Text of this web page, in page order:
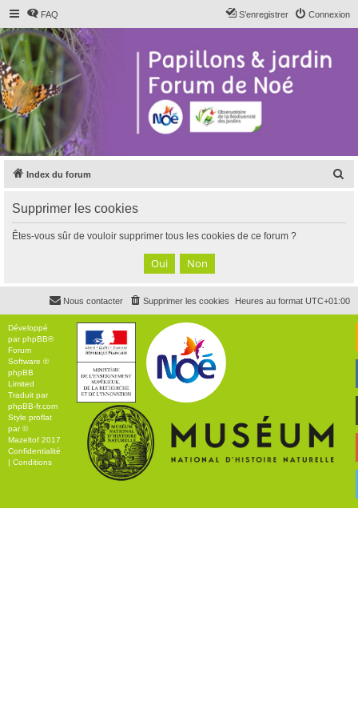
FAQ Connexion
S’enregistrer
Index du forum
c
Supprimer les cookies
Êtes-vous sûr de vouloir supprimer tous les cookies de ce forum ?
Heures au format UTC+01:00
Supprimer les cookies
Nous contacter
Développé
parphpBB®
Forum
Software ©
phpBB
Limited
Traduit par
phpBB-fr.com
Style proflat
par ©
Mazeltof 2017
Confidentialité
| Conditions